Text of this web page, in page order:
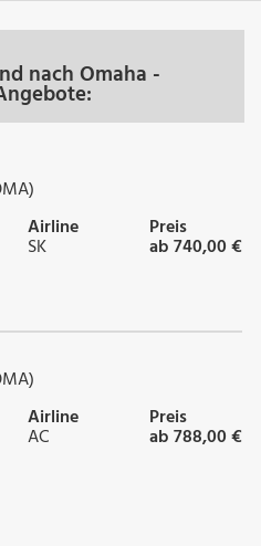
nach Omaha -
Airline
SK
Preis
ab 740,00 €
Airline
AC
Preis
ab 788,00 €